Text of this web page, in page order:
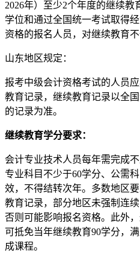
2026年）至少2个年度的继续
学位和通过全国统一考试取得
资格的报名人员，对继续教育不
山东地区规定：
报考中级会计资格考试的人员
教育记录，继续教育记录以全
的记录为准。
​继续教育学分要求：
会计专业技术人员每年需完成
专业科目不少于60学分、公需
效，不得结转次年。多数地区
教育记录，部分地区未强制连
否则可能影响报名资格。此外
可抵免当年继续教育90学分，
成课程。